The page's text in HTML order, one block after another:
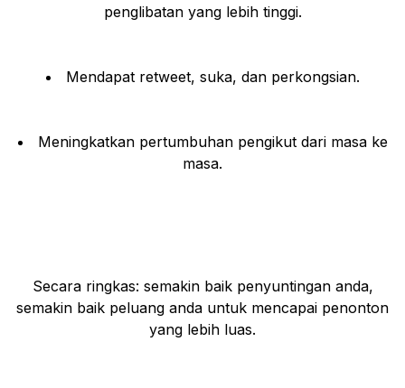
penglibatan yang lebih tinggi.
Mendapat retweet, suka, dan perkongsian.
Meningkatkan pertumbuhan pengikut dari masa ke
masa.
Secara ringkas: semakin baik penyuntingan anda,
semakin baik peluang anda untuk mencapai penonton
yang lebih luas.